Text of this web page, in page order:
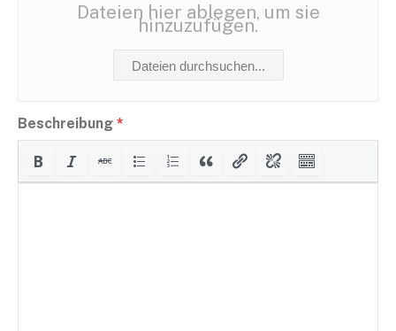
Dateien hier ablegen, um sie
hinzuzufügen.
Dateien durchsuchen...
Beschreibung *